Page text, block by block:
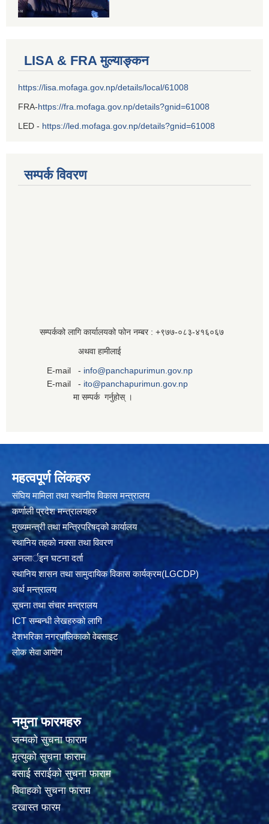
LISA & FRA मुल्याङ्कन
https://lisa.mofaga.gov.np/details/local/61008
FRA-https://fra.mofaga.gov.np/details?gnid=61008
LED - https://led.mofaga.gov.np/details?gnid=61008
सम्पर्क विवरण
सम्पर्कको लागि कार्यालयको फोन नम्बर : +९७७-०८३‍-४१६०६७
अथवा हामीलाई
E-mail - info@panchapurimun.gov.np
E-mail - ito@panchapurimun.gov.np
मा सम्पर्क गर्नुहोस् ।
महत्वपूर्ण लिंकहरु
संघिय मामिला तथा स्थानीय विकास मन्त्रालय
कर्णाली प्रदेश मन्त्रालयहरु
मुख्यमन्त्री तथा मन्त्रिपरिषद्को कार्यालय
स्थानिय तहकाे नक्सा तथा विवरण
अनलार्इन घटना दर्ता
स्थानिय शासन तथा सामुदायिक विकास कार्यक्रम(LGCDP)
अर्थ मन्त्रालय
सूचना तथा संचार मन्त्रालय
ICT सम्बन्धी लेखहरुको लागि
देशभरिका नगरपालिकाको वेबसाइट
लोक सेवा आयोग
नमुना फारमहरु
जन्मको सुचना फाराम
मृत्युको सुचना फाराम
बसाई सराईको सुचना फाराम
विवाहको सुचना फाराम
दखास्त फारम